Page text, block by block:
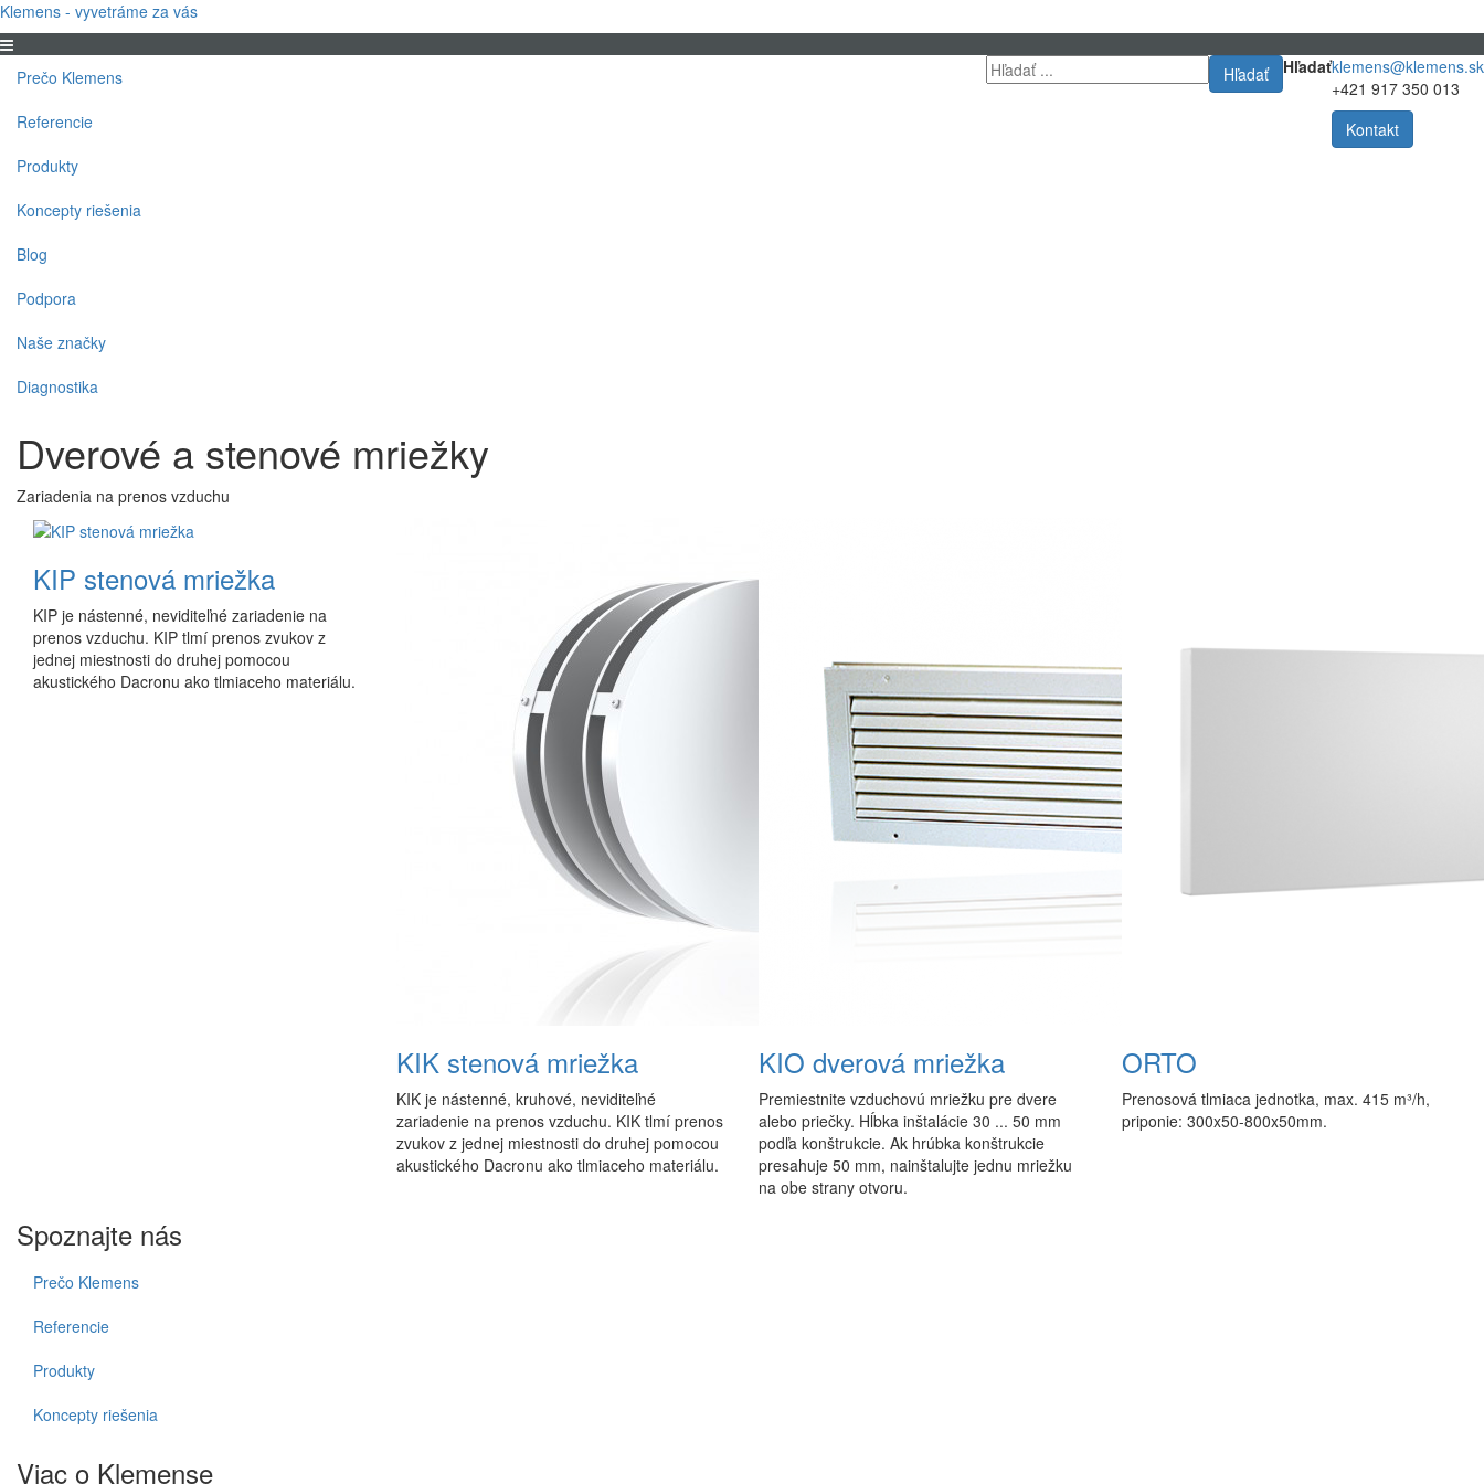
Klemens - vyvetráme za vás
klemens@klemens.sk
+421 917 350 013
Kontakt
Hľadať
Hľadať
Prečo Klemens
Referencie
Produkty
Koncepty riešenia
Blog
Podpora
Naše značky
Diagnostika
Dverové a stenové mriežky
Zariadenia na prenos vzduchu
KIP stenová mriežka
KIP je nástenné, neviditeľné zariadenie na
prenos vzduchu. KIP tlmí prenos zvukov z
jednej miestnosti do druhej pomocou
akustického Dacronu ako tlmiaceho materiálu.
KIK stenová mriežka
KIK je nástenné, kruhové, neviditeľné
zariadenie na prenos vzduchu. KIK tlmí prenos
zvukov z jednej miestnosti do druhej pomocou
akustického Dacronu ako tlmiaceho materiálu.
KIO dverová mriežka
Premiestnite vzduchovú mriežku pre dvere
alebo priečky. Hĺbka inštalácie 30 ... 50 mm
podľa konštrukcie. Ak hrúbka konštrukcie
presahuje 50 mm, nainštalujte jednu mriežku
na obe strany otvoru.
ORTO
Prenosová tlmiaca jednotka, max. 415 m³/h,
priponie: 300x50-800x50mm.
Spoznajte nás
Prečo Klemens
Referencie
Produkty
Koncepty riešenia
Viac o Klemense